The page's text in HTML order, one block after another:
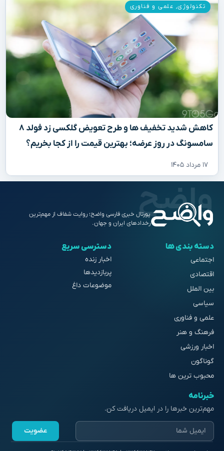
کاهش شدید تخفیف‌ ها و طرح تعویض گلکسی زد فولد ۸
سامسونگ در روز عرضه؛ بهترین قیمت را از کجا بخریم؟
۱۷ مرداد ۱۴۰۵
تکنولوژی, علمی و فناوری
پورتال خبری فارسی واضح؛ روایت شفاف از مهم‌ترین
رخدادهای ایران و جهان.
دسته بندی ها
اجتماعی
اقتصادی
بین الملل
سیاسی
علمی و فناوری
فرهنگ و هنر
اخبار ورزشی
گوناگون
محبوب ترین ها
دسترسی سریع
اخبار زنده
پربازدیدها
موضوعات داغ
خبرنامه
مهم‌ترین خبرها را در ایمیل دریافت کن.
عضویت